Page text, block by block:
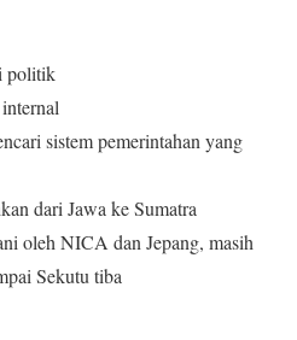
politik
sistem pemerintahan yang
dari Jawa ke Sumatra
oleh NICA dan Jepang, masih
Sekutu tiba